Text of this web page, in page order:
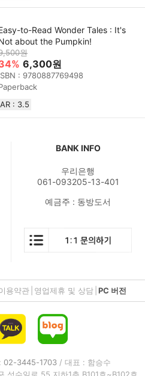
to-Read Wonder Tales : It's
about the Pumpkin!
원
6,300원
: 9780887769498
AR : 3.5
BANK INFO
우리은행
061-093205-13-401
예금주 : 동방도서
용약관 영업제휴 및 상담 PC 버전
02-3445-1703/ 대표 : 함승수